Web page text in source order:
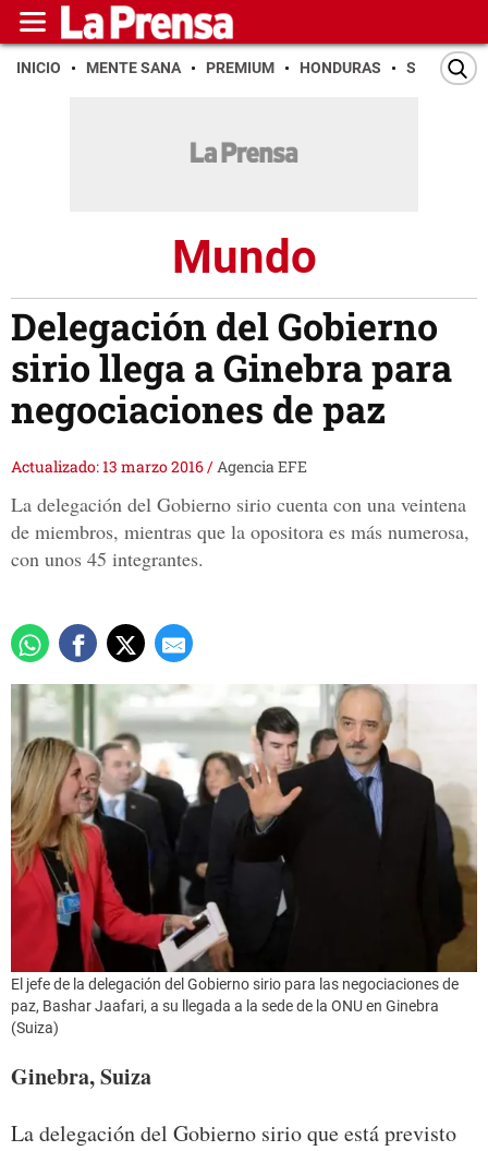
INICIO MENTE SANA PREMIUM HONDURAS SAN PEDRO
Mundo
Delegación del Gobierno
sirio llega a Ginebra para
negociaciones de paz
Actualizado: 13 marzo 2016/Agencia EFE
La delegación del Gobierno sirio cuenta con una veintena
de miembros, mientras que la opositora es más numerosa,
con unos 45 integrantes.
El jefe de la delegación del Gobierno sirio para las negociaciones de
paz, Bashar Jaafari, a su llegada a la sede de la ONU en Ginebra
(Suiza)
Ginebra, Suiza
La delegación del Gobierno sirio que está previsto